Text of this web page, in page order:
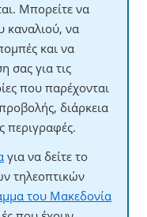
Μπορείτε να
καναλιού, να
και να
σας για τις
που παρέχονται
διάρκεια
περιγραφές.
για να δείτε το
τηλεοπτικών
του Μακεδονία